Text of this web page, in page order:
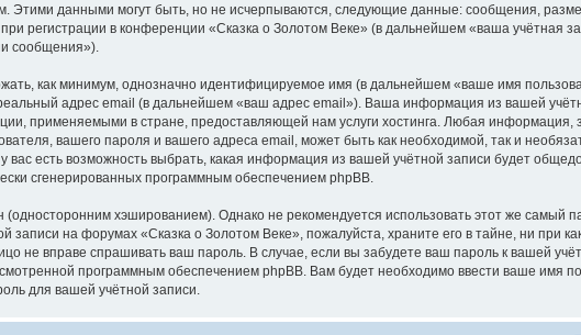
Этими данными могут быть, но не исчерпываются, следующие данные: сообщения,
регистрации в конференции «Сказка о Золотом Веке» (в дальнейшем «ваша учётная
сообщения»).
как минимум, однозначно идентифицируемое имя (в дальнейшем «ваше имя
адрес email (в дальнейшем «ваш адрес email»). Ваша информация из вашей
применяемыми в стране, предоставляющей нам услуги хостинга. Любая информация,
вашего пароля и вашего адреса email, может быть как необходимой, так и
есть возможность выбрать, какая информация из вашей учётной записи будет
сгенерированных программным обеспечением phpBB.
хэшированием). Однако не рекомендуется использовать этот же самый
записи на форумах «Сказка о Золотом Веке», пожалуйста, храните его в тайне, ни при
не вправе спрашивать ваш пароль. В случае, если вы забудете ваш пароль к вашей
программным обеспечением phpBB. Вам будет необходимо ввести ваше имя
для вашей учётной записи.